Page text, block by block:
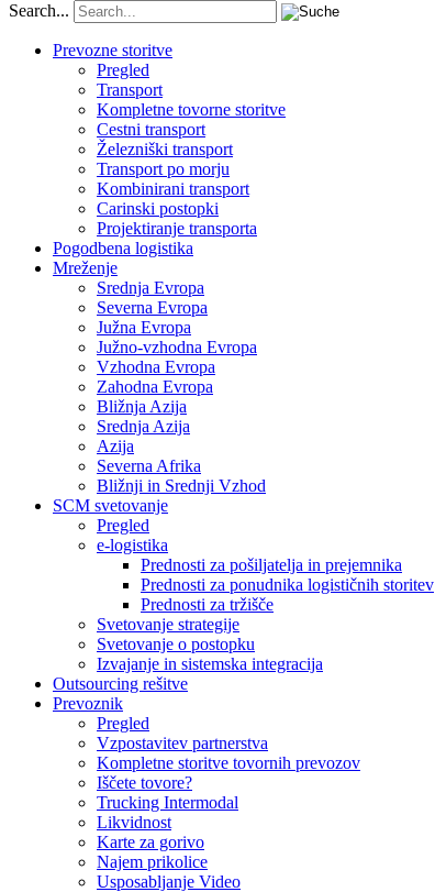
Search...
Prevozne storitve
Pregled
Transport
Kompletne tovorne storitve
Cestni transport
Železniški transport
Transport po morju
Kombinirani transport
Carinski postopki
Projektiranje transporta
Pogodbena logistika
Mreženje
Srednja Evropa
Severna Evropa
Južna Evropa
Južno-vzhodna Evropa
Vzhodna Evropa
Zahodna Evropa
Bližnja Azija
Srednja Azija
Azija
Severna Afrika
Bližnji in Srednji Vzhod
SCM svetovanje
Pregled
e-logistika
Prednosti za pošiljatelja in prejemnika
Prednosti za ponudnika logističnih storitev
Prednosti za tržišče
Svetovanje strategije
Svetovanje o postopku
Izvajanje in sistemska integracija
Outsourcing rešitve
Prevoznik
Pregled
Vzpostavitev partnerstva
Kompletne storitve tovornih prevozov
Iščete tovore?
Trucking Intermodal
Likvidnost
Karte za gorivo
Najem prikolice
Usposabljanje Video